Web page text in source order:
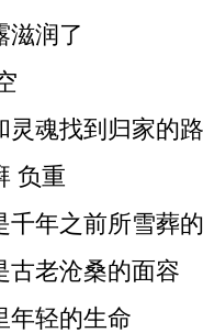
滋润了
灵魂找到归家的路
负重
千年之前所雪葬
古老沧桑的面容
年轻的生命